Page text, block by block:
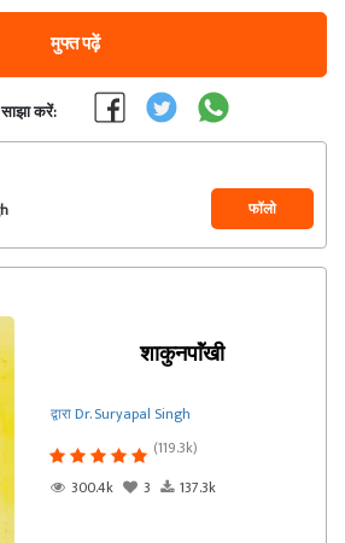
मुफ्त पढ़ें
करें:
फॉलो
शाकुनपाॅंखी
द्वारा Dr. Suryapal Singh
(119.3k)
300.4k
3 137.3k